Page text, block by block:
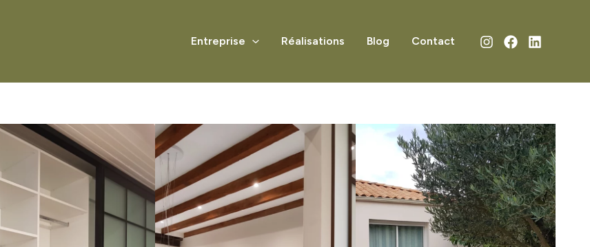
Entreprise Réalisations Blog Contact